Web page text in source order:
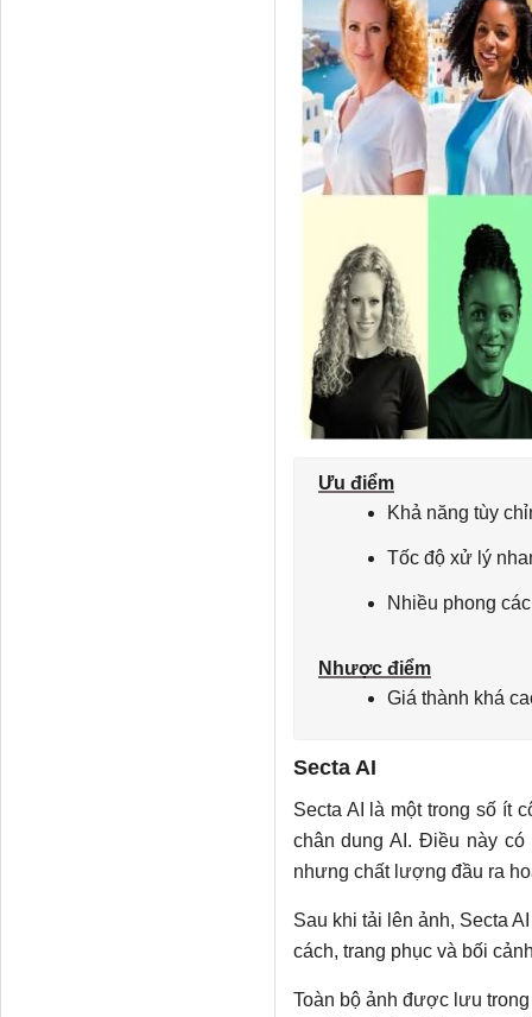
Ưu điểm
Khả năng tùy
Tốc độ xử lý
Nhiều phong
Nhược điểm
Giá thành khá
Secta AI
Secta AI là một trong số ít
chân dung AI. Điều này
nhưng chất lượng đầu ra
Sau khi tải lên ảnh, Secta
cách, trang phục và bối
Toàn bộ ảnh được lưu